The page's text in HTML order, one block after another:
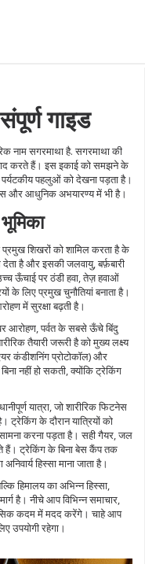
गाइड
नाम सगरमाथा है.सगरमाथाकी
करते हैं। इस इकाई को समझने के
पहलुओं को देखना पड़ता है।
और आधुनिक अभयारण्य में भी है।
शिखरों को शामिल करता हैके
है और इसकी जलवायु, बर्फ़बारी
ऊँचाई पर ठंडी हवा, तेज़ हवाओं
के लिए प्रमुख चुनौतियां बनाता है।
में सुरक्षा बढ़ती है।
आरोहण,पर्वत के सबसे ऊँचे बिंदु
तैयारी जरूरी हैको मुख्य लक्ष्य
कंडीशनिंग प्रोटोकॉल) और
नहीं हो सकती, क्योंकि ट्रेकिंग
यात्रा, जो शारीरिक फिटनेस
के दौरान यात्रियों को
करना पड़ता है। सही गैयर, जल
हैं। ट्रेकिंग के बिना बेस कैंप तक
हिस्सा माना जाता है।
हिमालय का अभिन्न हिस्सा,
है। नीचे आप विभिन्न समाचार,
कदम में मदद करेंगे। चाहे आप
उपयोगी रहेगा।